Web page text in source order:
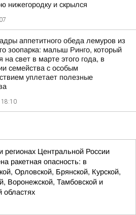
нижегородку и скрылся
аппетитного обеда лемуров из
зоопарка: малыш Ринго, который
на свет в марте этого года, в
семейства с особым
уплетает полезные
18:10
регионах Центральной России
ракетная опасность: в
Орловской, Брянской, Курской,
Воронежской, Тамбовской и
областях